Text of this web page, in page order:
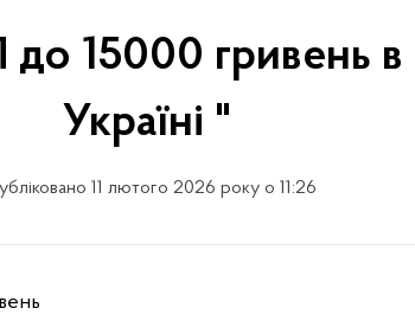
15000 гривень
Україні "
11 лютого 2026 року о 11:26